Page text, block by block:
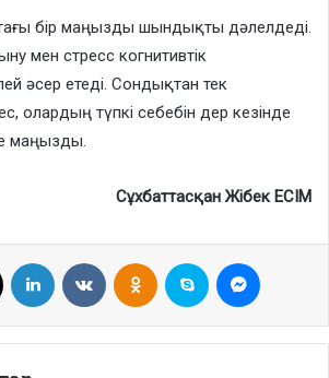
бір маңызды шындықты дәлелдеді.
мен стресс когнитивтік
әсер етеді. Сондықтан тек
олардың түпкі себебін дер кезінде
маңызды.
Сұхбаттасқан Жібек ЕСІМ
LinkedIn VKontakteOdnoklassniki
Skype